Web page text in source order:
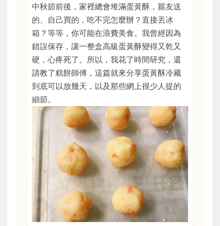
中秋節前後，家裡總會堆滿蛋黃酥，親友送
的、自己買的，吃不完怎麼辦？直接丟冰
箱？等等，你可能在浪費美食。我曾經因為
錯誤保存，讓一整盒高級蛋黃酥變得又乾又
硬，心疼死了。所以，我花了時間研究，還
請教了糕餅師傅，這篇就來分享蛋黃酥冷藏
到底可以放幾天，以及那些網上很少人提的
細節。